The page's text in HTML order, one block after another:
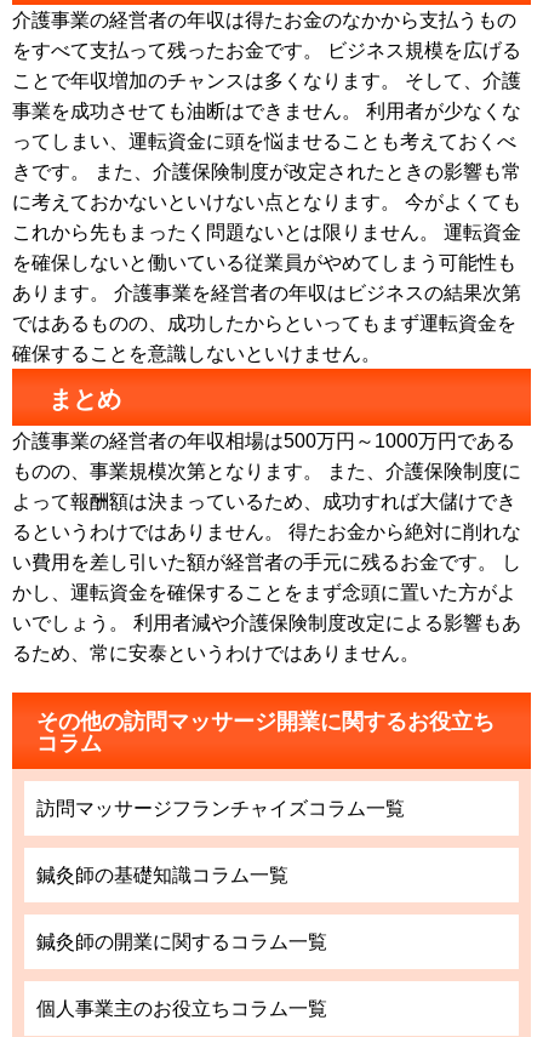
介護事業の経営者の年収は得たお金のなかから支払うもの
をすべて支払って残ったお金です。 ビジネス規模を広げる
ことで年収増加のチャンスは多くなります。 そして、介護
事業を成功させても油断はできません。 利用者が少なくな
ってしまい、運転資金に頭を悩ませることも考えておくべ
きです。 また、介護保険制度が改定されたときの影響も常
に考えておかないといけない点となります。 今がよくても
これから先もまったく問題ないとは限りません。 運転資金
を確保しないと働いている従業員がやめてしまう可能性も
あります。 介護事業を経営者の年収はビジネスの結果次第
ではあるものの、成功したからといってもまず運転資金を
確保することを意識しないといけません。
まとめ
介護事業の経営者の年収相場は500万円～1000万円である
ものの、事業規模次第となります。 また、介護保険制度に
よって報酬額は決まっているため、成功すれば大儲けでき
るというわけではありません。 得たお金から絶対に削れな
い費用を差し引いた額が経営者の手元に残るお金です。 し
かし、運転資金を確保することをまず念頭に置いた方がよ
いでしょう。 利用者減や介護保険制度改定による影響もあ
るため、常に安泰というわけではありません。
その他の訪問マッサージ開業に関するお役立ち
コラム
訪問マッサージフランチャイズコラム一覧
鍼灸師の基礎知識コラム一覧
鍼灸師の開業に関するコラム一覧
個人事業主のお役立ちコラム一覧